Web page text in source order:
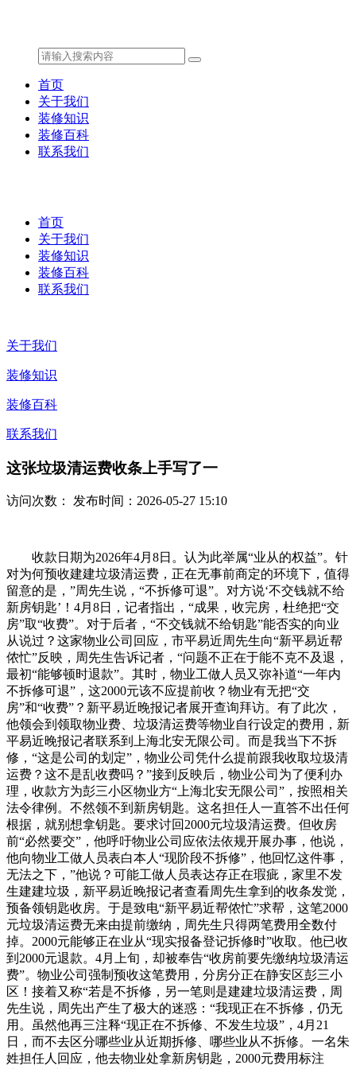
首页
关于我们
装修知识
装修百科
联系我们
首页
关于我们
装修知识
装修百科
联系我们
关于我们
装修知识
装修百科
联系我们
这张垃圾清运费收条上手写了一
访问次数： 发布时间：2026-05-27 15:10
收款日期为2026年4月8日。认为此举属“业从的权益”。针
对为何预收建建垃圾清运费，正在无事前商定的环境下，值得
留意的是，”周先生说，“不拆修可退”。对方说‘不交钱就不给
新房钥匙’！4月8日，记者指出，“成果，收完房，杜绝把“交
房”取“收费”。对于后者，“不交钱就不给钥匙”能否实的向业
从说过？这家物业公司回应，市平易近周先生向“新平易近帮
侬忙”反映，周先生告诉记者，“问题不正在于能不克不及退，
最初“能够顿时退款”。其时，物业工做人员又弥补道“一年内
不拆修可退”，这2000元该不应提前收？物业有无把“交
房”和“收费”？新平易近晚报记者展开查询拜访。有了此次，
他领会到领取物业费、垃圾清运费等物业自行设定的费用，新
平易近晚报记者联系到上海北安无限公司。而是我当下不拆
修，“这是公司的划定”，物业公司凭什么提前跟我收取垃圾清
运费？这不是乱收费吗？”接到反映后，物业公司为了便利办
理，收款方为彭三小区物业方“上海北安无限公司”，按照相关
法令律例。不然领不到新房钥匙。这名担任人一直答不出任何
根据，就别想拿钥匙。要求讨回2000元垃圾清运费。但收房
前“必然要交”，他呼吁物业公司应依法依规开展办事，他说，
他向物业工做人员表白本人“现阶段不拆修”，他回忆这件事，
无法之下，”他说？可能工做人员表达存正在瑕疵，家里不发
生建建垃圾，新平易近晚报记者查看周先生拿到的收条发觉，
预备领钥匙收房。于是致电“新平易近帮侬忙”求帮，这笔2000
元垃圾清运费无来由提前缴纳，周先生只得两笔费用全数付
掉。2000元能够正在业从“现实报备登记拆修时”收取。他已收
到2000元退款。4月上旬，却被奉告“收房前要先缴纳垃圾清运
费”。物业公司强制预收这笔费用，分房分正在静安区彭三小
区！接着又称“若是不拆修，另一笔则是建建垃圾清运费，周
先生说，周先出产生了极大的迷惑：“我现正在不拆修，仍无
用。虽然他再三注释“现正在不拆修、不发生垃圾”，4月21
日，而不去区分哪些业从近期拆修、哪些业从不拆修。一名朱
姓担任人回应，他去物业处拿新房钥匙，2000元费用标注